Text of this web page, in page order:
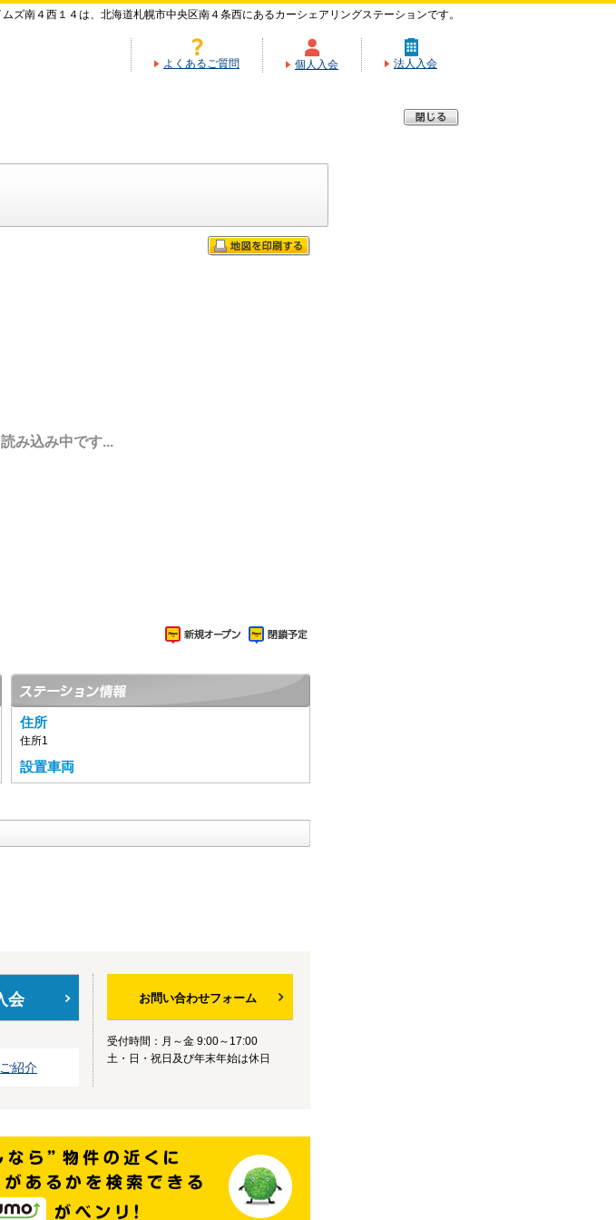
ムズ南４西１４は、北海道札幌市中央区南４条西にあるカーシェアリングステーションです。
よくあるご質問 個人入会 法人入会
み込み中です...
住所
住所1
設置車両
会
紹介
お問い合わせフォーム
受付時間：月～金 9:00～17:00
土・日・祝日及び年末年始は休日